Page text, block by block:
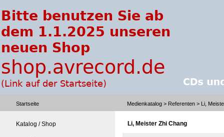
Startseite Medienkatalog > Referenten > Li,
Katalog / Shop Li, Meister Zhi Chang